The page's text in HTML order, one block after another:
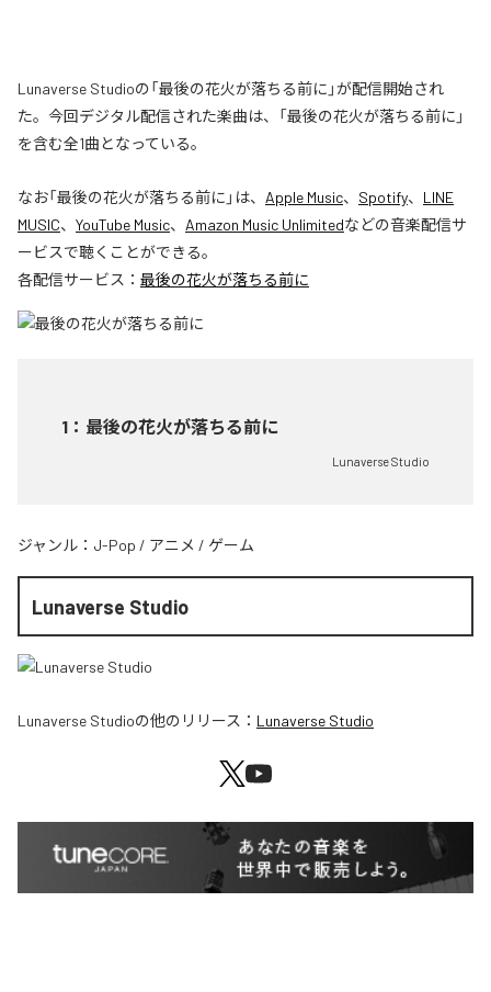
Lunaverse Studioの「最後の花火が落ちる前に」が配信開始され
た。今回デジタル配信された楽曲は、「最後の花火が落ちる前に」
を含む全1曲となっている。
なお「最後の花火が落ちる前に 」は、 Apple Music、 Spotify、 LINE
MUSIC、 YouTube Music、 Amazon Music Unlimitedなどの音楽配信サ
ービスで聴くことができる。
各配信サービス： 最後の花火が落ちる前に
1 ： 最後の花火が落ちる前に
Lunaverse Studio
ジャンル： J-Pop / アニメ / ゲーム
Lunaverse Studio
Lunaverse Studioの他のリリース： Lunaverse Studio